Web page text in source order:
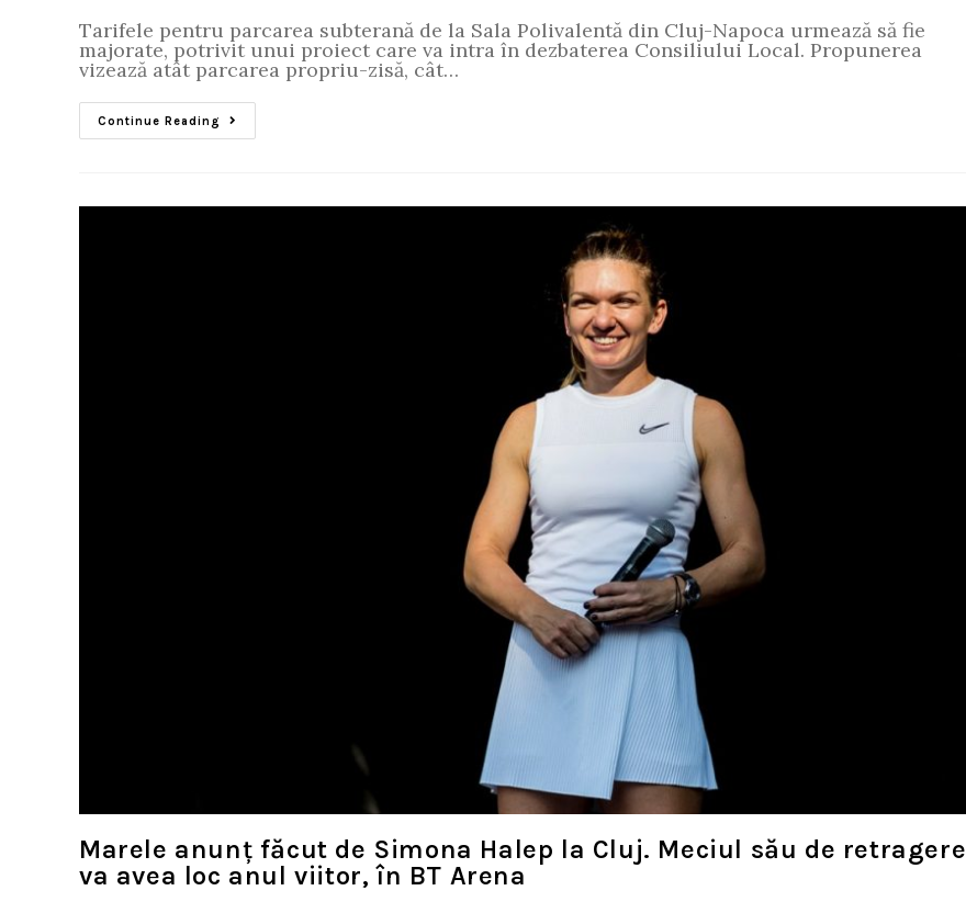
Tarifele pentru parcarea subterană de la Sala Polivalentă din Cluj-Napoca urmează să fie
majorate, potrivit unui proiect care va intra în dezbaterea Consiliului Local. Propunerea
vizează atât parcarea propriu-zisă, cât…
Continue Reading
Marele anunț făcut de Simona Halep la Cluj. Meciul său de retragere
va avea loc anul viitor, în BT Arena